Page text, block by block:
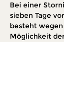
Bei einer
sieben Tage
besteht
Möglichkeit